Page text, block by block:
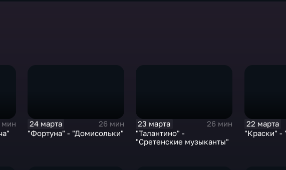
мин
24 марта
26 мин
"Фортуна" - "Домисольки"
23 марта
26 мин
"Талантино" -
"Сретенские музыканты"
22 марта
"Краски" -